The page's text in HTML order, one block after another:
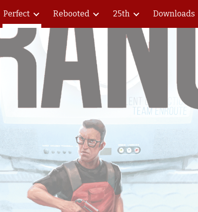
content Skip to navigation
Perfect Rebooted 25th Downloads